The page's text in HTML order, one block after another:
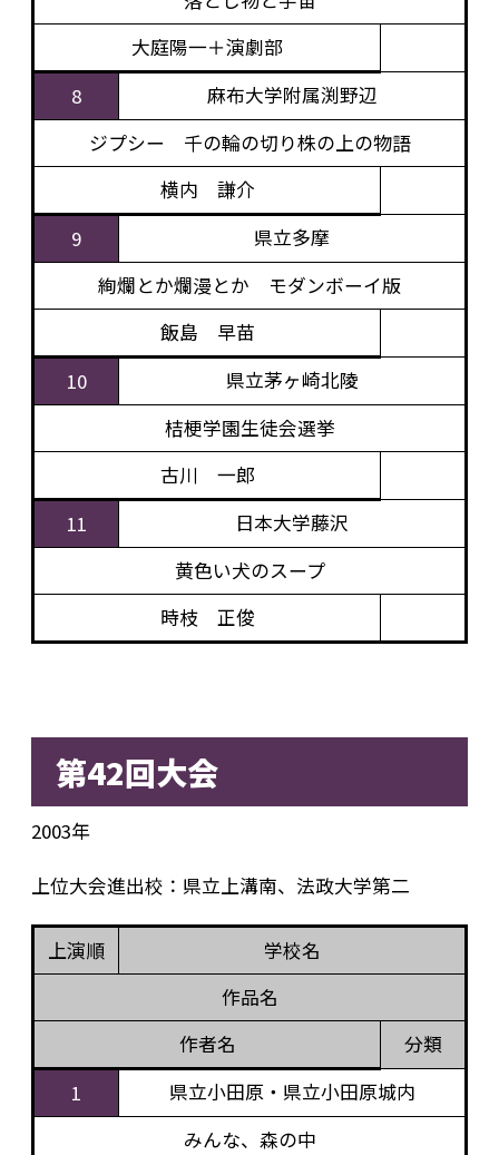
大庭陽一＋演劇部
8
麻布大学附属渕野辺
ジプシー 千の輪の切り株の上の物語
横内 謙介
9
県立多摩
絢爛とか爛漫とか モダンボーイ版
飯島 早苗
10
県立茅ヶ崎北陵
桔梗学園生徒会選挙
古川 一郎
11
日本大学藤沢
黄色い犬のスープ
時枝 正俊
第42回大会
2003年
上位大会進出校：県立上溝南、法政大学第二
上演順
学校名
作品名
作者名
分類
1
県立小田原・県立小田原城内
みんな、森の中